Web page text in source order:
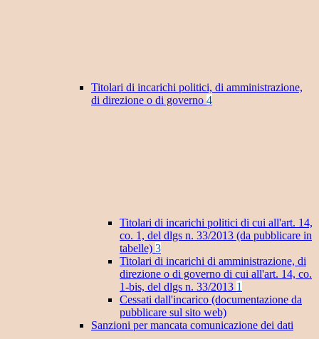
Titolari di incarichi politici, di amministrazione,
di direzione o di governo 4
Titolari di incarichi politici di cui all'art. 14,
co. 1, del dlgs n. 33/2013 (da pubblicare in
tabelle) 3
Titolari di incarichi di amministrazione, di
direzione o di governo di cui all'art. 14, co.
1-bis, del dlgs n. 33/2013 1
Cessati dall'incarico (documentazione da
pubblicare sul sito web)
Sanzioni per mancata comunicazione dei dati